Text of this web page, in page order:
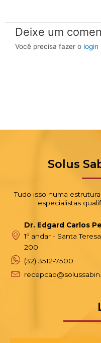
Deixe um
Você precisa fazer o login
Solus
Tudo isso numa
especialistas
Dr. Edgard Carlos
1º andar - Santa
200
(32) 3512-7500